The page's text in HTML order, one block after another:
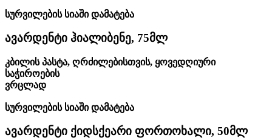
სურვილების სიაში დამატება
ავარდენტი ჰიალიბენე, 75მლ
კბილის პასტა, ღრძილებისთვის, ყოვედღიური
საჭიროების
ვრცლად
სურვილების სიაში დამატება
ავარდენტი ქიდსქეარი ფორთოხალი, 50მლ